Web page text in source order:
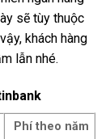
sẽ tùy thuộc
khách hàng
lẫn nhé.
Phí theo năm